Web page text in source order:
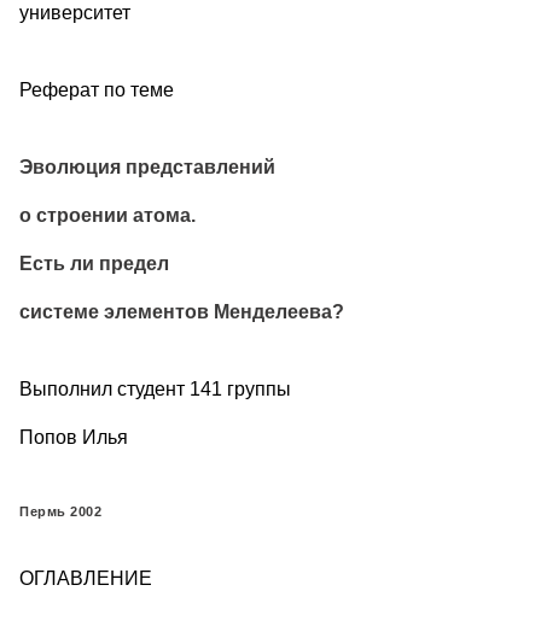
университет
Реферат по теме
Эволюция представлений
о строении атома.
Есть ли предел
системе элементов Менделеева?
Выполнил студент 141 группы
Попов Илья
Пермь 2002
ОГЛАВЛЕНИЕ